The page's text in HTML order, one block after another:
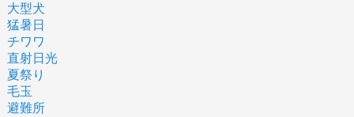
大型犬
猛暑日
チワワ
直射日光
夏祭り
毛玉
避難所